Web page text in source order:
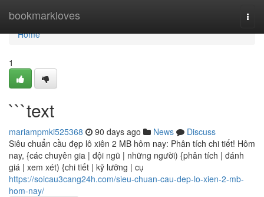
bookmarkloves
Home
Home
1
```text
mariampmki525368 90 days ago News
Discuss
Siêu chuẩn cầu đẹp lô xiên 2 MB hôm nay: Phân tích chi tiết! Hôm
nay, {các chuyên gia | đội ngũ | những người) {phân tích | đánh
giá | xem xét) {chi tiết | kỹ lưỡng | cụ
https://soicau3cang24h.com/sieu-chuan-cau-dep-lo-xien-2-mb-
hom-nay/